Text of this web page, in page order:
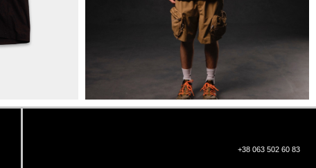
КИЇВ, ВАЛЕРІЯ ЛОБАНОВСЬКОГО
9/1
ORDER@DISTANCE.COM.UA
TELEGRAM:
@DISTANCE_UA